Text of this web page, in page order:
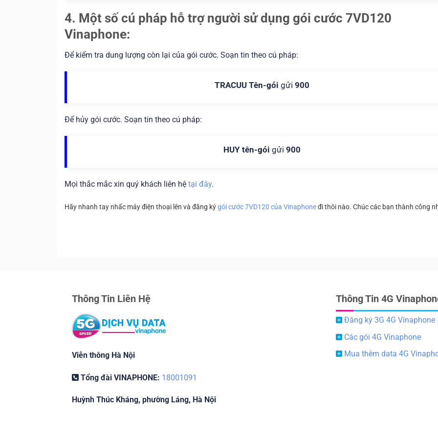
4. Một số cú pháp hỗ trợ người sử dụng gói cước 7VD120
Vinaphone:
Để kiểm tra dung lượng còn lại của gói cước. Soạn tin theo cú pháp:
TRACUU Tên-gói gửi 900
Để hủy gói cước. Soạn tin theo cú pháp:
HUY tên-gói gửi 900
Mọi thắc mắc xin quý khách liên hệ tại đây.
Hãy nhanh tay nhấc máy điện thoại lên và đăng kýgói cước 7VD120 của Vinaphoneđi thôi nào. Chúc các bạn thành công
Thông Tin Liên Hệ
Viễn thông Hà Nội
Tổng đài VINAPHONE: 18001091
Huỳnh Thúc Kháng, phường Láng, Hà Nội
Thông Tin 4G
Đăng ký 3G 4G Vinaphone
Các gói 4G Vinaphone
Mua thêm data 4G